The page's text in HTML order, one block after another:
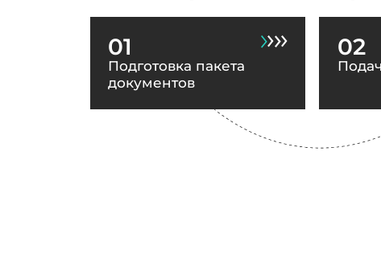
01
Подготовка пакета
документов
02